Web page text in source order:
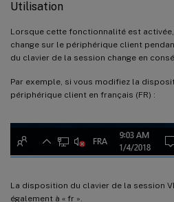
Utilisation
Lorsque cette fonctionnalité est
change sur le périphérique client
du clavier de la session change en
Par exemple, si vous modifiez la
périphérique client en français (FR) :
La disposition du clavier de la session
également à « fr ».